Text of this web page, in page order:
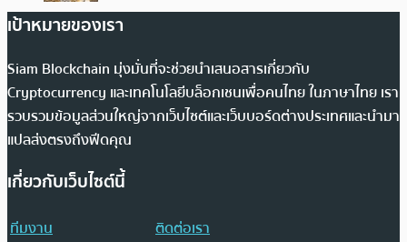
เป้าหมายของเรา
Siam Blockchain มุ่งมั่นที่จะช่วยนำเสนอสารเกี่ยวกับ
Cryptocurrency และเทคโนโลยีบล็อกเชนเพื่อคนไทย ในภาษาไทย เรา
รวบรวมข้อมูลส่วนใหญ่จากเว็บไซต์และเว็บบอร์ดต่างประเทศและนำมา
แปลส่งตรงถึงฟีดคุณ
เกี่ยวกับเว็บไซต์นี้
ทีมงาน
ติดต่อเรา